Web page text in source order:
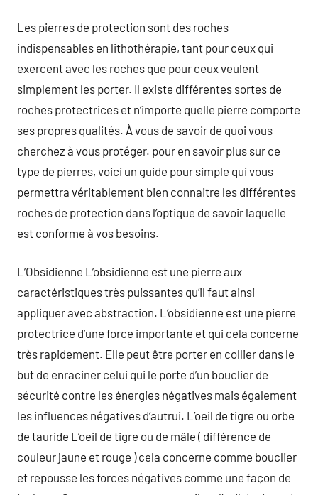
Les pierres de protection sont des roches
indispensables en lithothérapie, tant pour ceux qui
exercent avec les roches que pour ceux veulent
simplement les porter. Il existe différentes sortes de
roches protectrices et n’importe quelle pierre comporte
ses propres qualités. À vous de savoir de quoi vous
cherchez à vous protéger. pour en savoir plus sur ce
type de pierres, voici un guide pour simple qui vous
permettra véritablement bien connaitre les différentes
roches de protection dans l’optique de savoir laquelle
est conforme à vos besoins.
L’Obsidienne L’obsidienne est une pierre aux
caractéristiques très puissantes qu’il faut ainsi
appliquer avec abstraction. L’obsidienne est une pierre
protectrice d’une force importante et qui cela concerne
très rapidement. Elle peut être porter en collier dans le
but de enraciner celui qui le porte d’un bouclier de
sécurité contre les énergies négatives mais également
les influences négatives d’autrui. L’oeil de tigre ou orbe
de tauride L’oeil de tigre ou de mâle ( différence de
couleur jaune et rouge ) cela concerne comme bouclier
et repousse les forces négatives comme une façon de